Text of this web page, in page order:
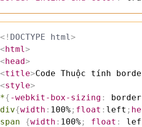
<! DOCTYPE html>
<html>
<head>
<title>Code Thuộc tính
<style>
*{ -webkit-box-sizing :
div{width : 100% ; float : left ;
span
{width : 100% ; float :